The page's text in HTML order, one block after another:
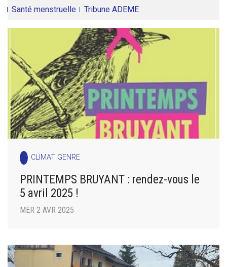
Santé menstruelle Tribune ADEME
CLIMAT GENRE
PRINTEMPS BRUYANT : rendez-vous le
5 avril 2025 !
MER 2 AVR 2025